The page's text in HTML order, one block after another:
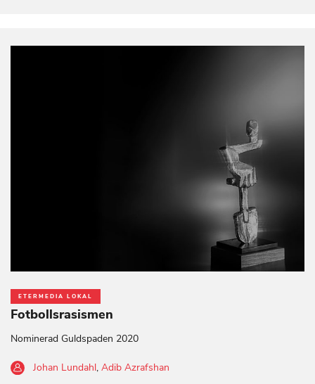
ETERMEDIA LOKAL
Fotbollsrasismen
Nominerad Guldspaden 2020
Johan Lundahl,Adib Azrafshan